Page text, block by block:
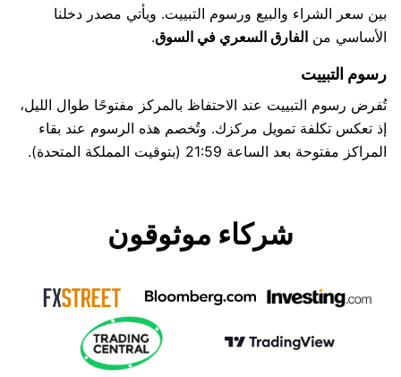
بين سعر الشراء والبيع ورسوم التبييت. ويأتي مصدر دخلنا
الأساسي من الفارق السعري في السوق.
رسوم التبييت
تُفرض رسوم التبييت عند الاحتفاظ بالمركز مفتوحًا طوال الليل،
إذ تعكس تكلفة تمويل مركزك. وتُخصم هذه الرسوم عند بقاء
المراكز مفتوحة بعد الساعة 21:59 (بتوقيت المملكة المتحدة).
شركاء موثوقون